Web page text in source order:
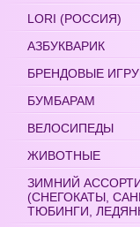
LORI (РОССИЯ)
АЗБУКВАРИК
БРЕНДОВЫЕ
БУМБАРАМ
ВЕЛОСИПЕДЫ
ЖИВОТНЫЕ
ЗИМНИЙ
(СНЕГОКАТЫ,
ТЮБИНГИ,